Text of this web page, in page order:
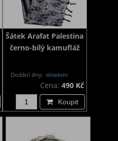
Šátek Arafat Palestina
černo-bílý kamufláž
Dodání dny: skladem
Cena:490 Kč
Koupit